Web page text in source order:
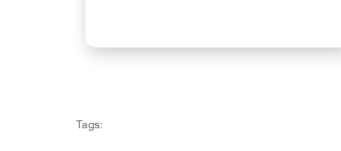
Tags: